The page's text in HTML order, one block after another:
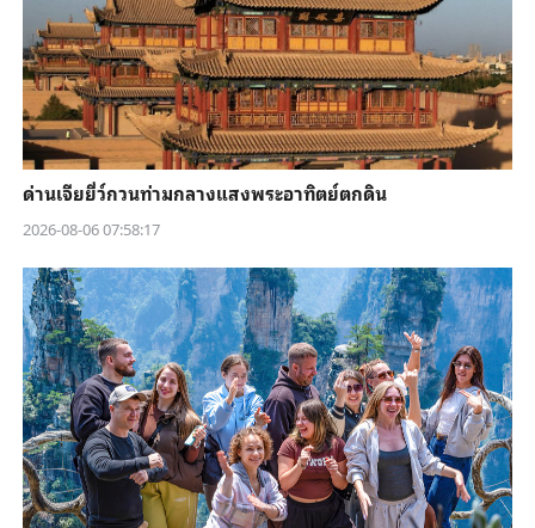
ด่านเจียยี่ว์กวนท่ามกลางแสงพระอาทิตย์ตกดิน
2026-08-06 07:58:17